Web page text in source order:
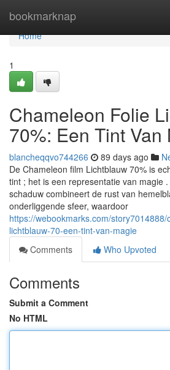
bookmarknap
Home
Home
1
Chameleon Folie
70%: Een Tint Van
blancheqqvo744266 89 days ago
De Chameleon film Lichtblauw 70% is
tint ; het is een representatie van magie
schaduw combineert de rust van
onderliggende sfeer, waardoor
https://webookmarks.com/
lichtblauw-70-een-tint-van-magie
Comments
Who Upvoted
Comments
Submit a Comment
No HTML